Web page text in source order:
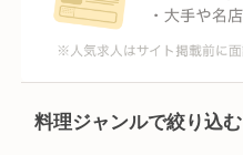
料理ジャンルで絞り込む